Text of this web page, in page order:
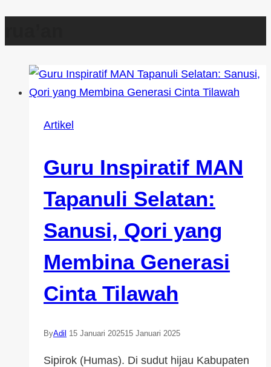
Artikel
Guru Inspiratif MAN
Tapanuli Selatan:
Sanusi, Qori yang
Membina Generasi
Cinta Tilawah
ByAdil 15 Januari 202515 Januari 2025
Sipirok (Humas). Di sudut hijau Kabupaten